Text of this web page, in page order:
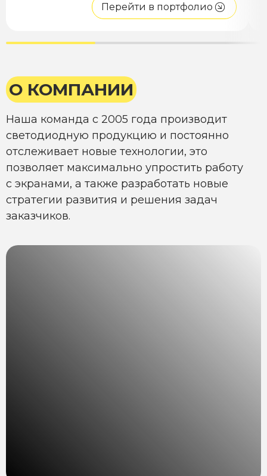
Перейти в портфолио
О КОМПАНИИ
Наша команда с 2005 года производит
светодиодную продукцию и постоянно
отслеживает новые технологии, это
позволяет максимально упростить работу
с экранами, а также разработать новые
стратегии развития и решения задач
заказчиков.